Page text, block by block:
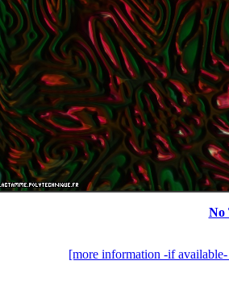
No
[more information -if available-